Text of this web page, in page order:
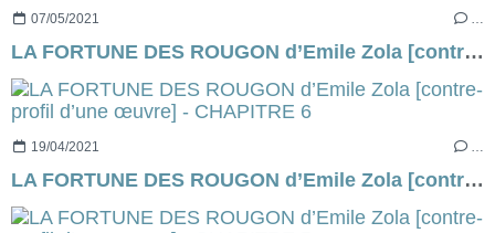
07/05/2021 …
LA FORTUNE DES ROUGON d’Emile Zola [contre-profil d’une œuvre] - CHAPITRE 7
19/04/2021 …
LA FORTUNE DES ROUGON d’Emile Zola [contre-profil d’une œuvre] - CHAPITRE 6